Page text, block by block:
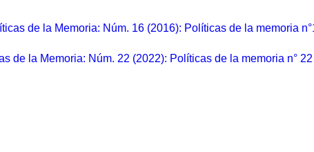
de la Memoria: Núm. 16 (2016): Políticas de la memoria
de la Memoria: Núm. 22 (2022): Políticas de la memoria n° 22